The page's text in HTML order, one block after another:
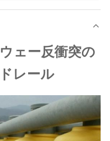
ェー反衝突の
レール